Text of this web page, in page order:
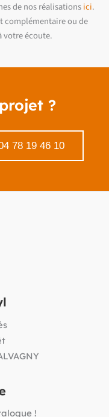
de nos réalisationsici.
complémentaire ou de
votre écoute.
?
78 19 46 10
!